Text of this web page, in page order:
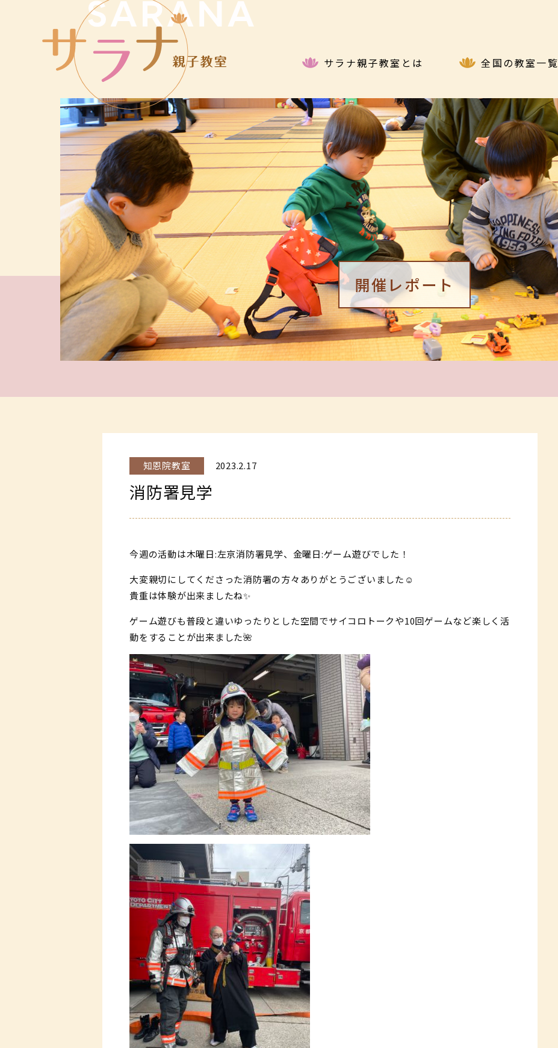
サラナ親子教室とは 全国の教室一覧
開催レポート
知恩院教室 2023.2.17
消防署見学
今週の活動は木曜日:左京消防署見学、金曜日:ゲーム遊びでした！
大変親切にしてくださった消防署の方々ありがとうございました☺️
貴重は体験が出来ましたね✨
ゲーム遊びも普段と違いゆったりとした空間でサイコロトークや10回ゲームなど楽しく活
動をすることが出来ました🌺